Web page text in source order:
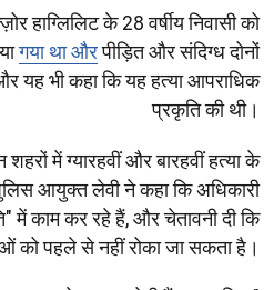
हाग्लिलिट के 28 वर्षीय निवासी को
गया था औरपीड़ित और संदिग्ध दोनों
यह भी कहा कि यह हत्या आपराधिक
प्रकृति की थी।
शहरों में ग्यारहवीं और बारहवीं हत्या के
आयुक्त लेवी ने कहा कि अधिकारी
में काम कर रहे हैं, और चेतावनी दी कि
को पहले से नहीं रोका जा सकता है।